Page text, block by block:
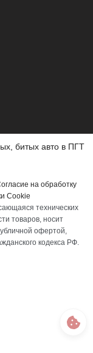
битых авто в ПГТ
на обработку
Cookie
технических
товаров, носит
офертой,
кодекса РФ.